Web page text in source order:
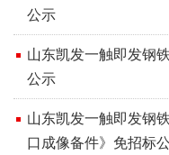
公示
山东凯发一触即发钢
公示
山东凯发一触即发钢
口成像备件》免招标